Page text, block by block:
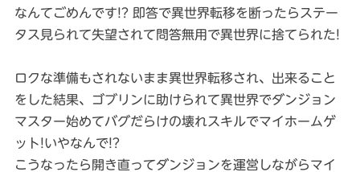
なんてごめんです!? 即答で異世界転移を断ったらステー
タス見られて失望されて問答無用で異世界に捨てられた!
ロクな準備もされないまま異世界転移され、出来ること
をした結果、ゴブリンに助けられて異世界でダンジョン
マスター始めてバグだらけの壊れスキルでマイホームゲ
ット!いやなんで!?
こうなったら開き直ってダンジョンを運営しながらマイ